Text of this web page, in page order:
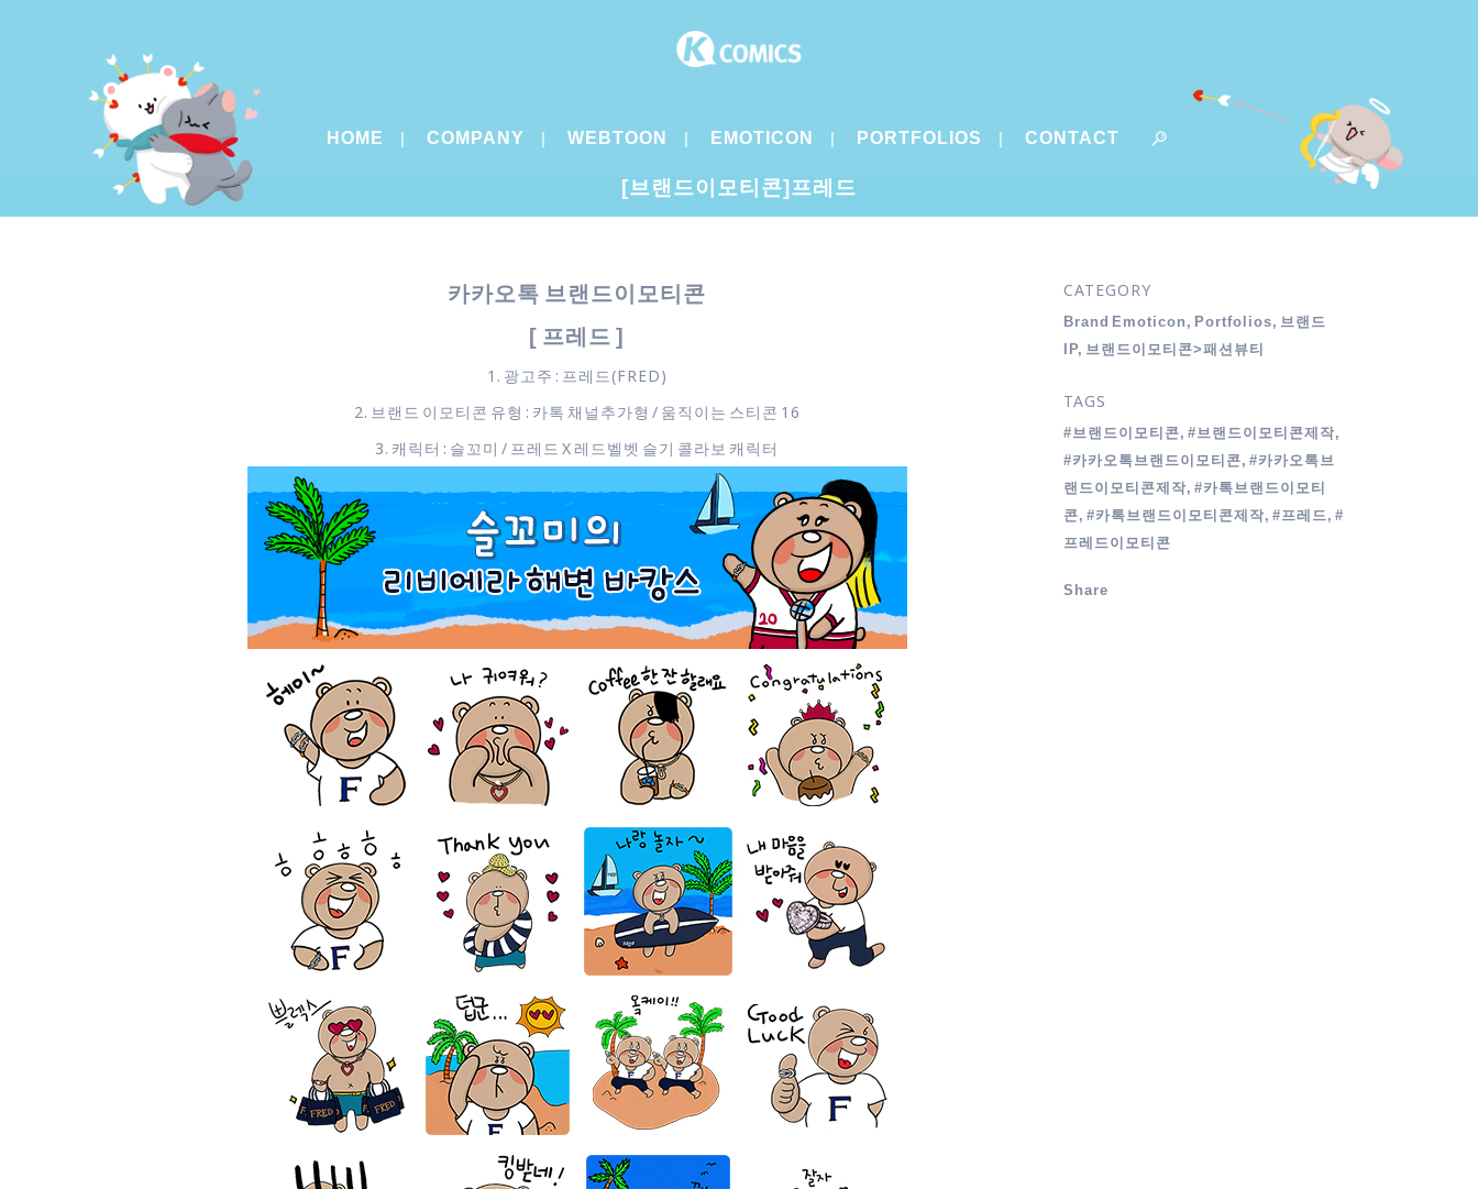
HOME COMPANY WEBTOON EMOTICON PORTFOLIOS CONTACT
[브랜드이모티콘]프레드
카카오톡 브랜드이모티콘
[ 프레드 ]
1. 광고주 : 프레드(FRED)
2. 브랜드 이모티콘 유형 : 카톡 채널추가형 / 움직이는 스티콘 16
3. 캐릭터 : 슬꼬미 / 프레드 X 레드벨벳 슬기 콜라보 캐릭터
CATEGORY
Brand Emoticon, Portfolios, 브랜드
IP, 브랜드이모티콘>패션뷰티
TAGS
#브랜드이모티콘, #브랜드이모티콘제작,
#카카오톡브랜드이모티콘, #카카오톡브
랜드이모티콘제작, #카톡브랜드이모티
콘, #카톡브랜드이모티콘제작, #프레드, #
프레드이모티콘
Share